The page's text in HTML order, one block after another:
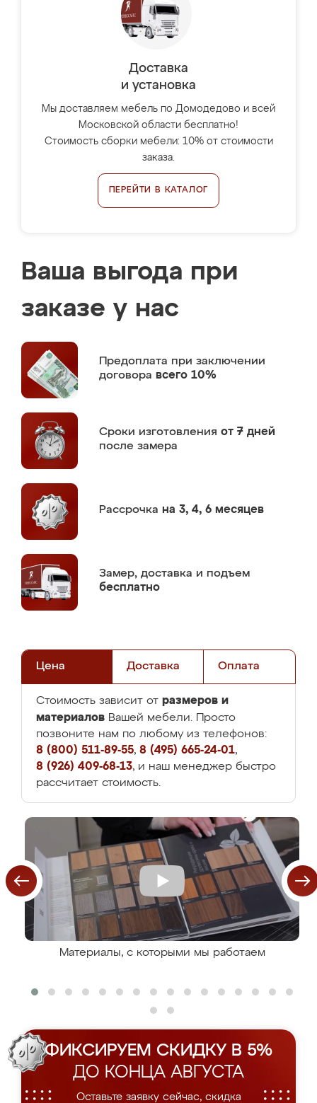
Доставка
и установка
Мы доставляем мебель по Домодедово и всей
Московской области бесплатно!
Стоимость сборки мебели: 10% от стоимости
заказа.
ПЕРЕЙТИ В КАТАЛОГ
Ваша выгода при
заказе у нас
Предоплата при заключении
договора всего 10%
Сроки изготовления от 7 дней
после замера
Рассрочка на 3, 4, 6 месяцев
Замер, доставка и подъем
бесплатно
Цена Доставка Оплата
Стоимость зависит от размеров и
материалов Вашей мебели. Просто
позвоните нам по любому из телефонов:
8 (800) 511-89-55, 8 (495) 665-24-01,
8 (926) 409-68-13, и наш менеджер быстро
рассчитает стоимость.
Материалы, с которыми мы работаем
ФИКСИРУЕМ СКИДКУ В 5%
ДО КОНЦА АВГУСТА
Оставьте заявку сейчас, скидка